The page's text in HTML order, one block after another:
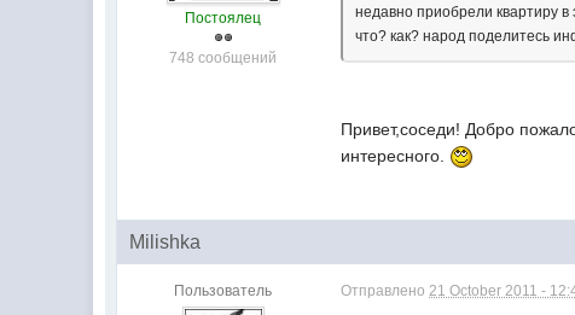
Постоялец
748 сообщений
недавно приобрели квартиру
что? как? народ поделитесь
Привет,соседи! Добро
интересного.
Milishka
Пользователь Отправлено21 October 2011 -